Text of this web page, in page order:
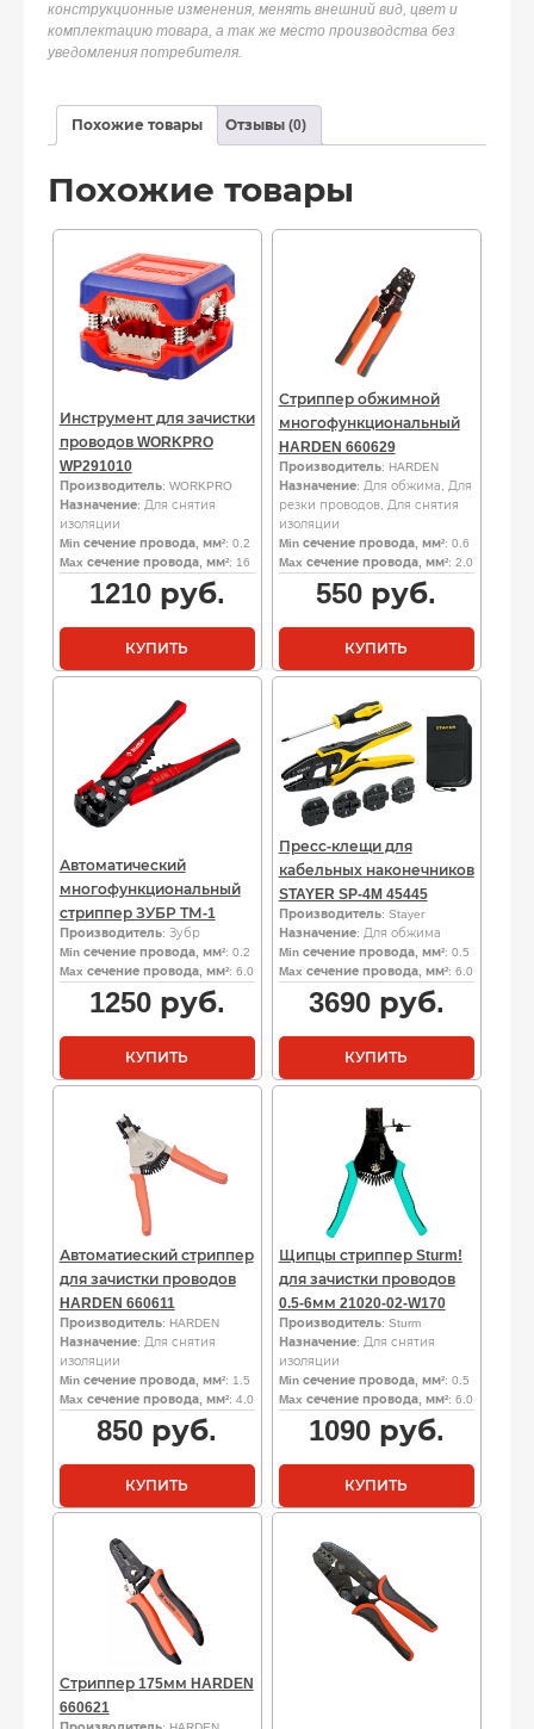
конструкционные изменения, менять внешний вид, цвет и
комплектацию товара, а так же место производства без
уведомления потребителя.
Похожие товары Отзывы (0)
Похожие товары
Инструмент для зачистки
проводов WORKPRO
WP291010
Производитель: WORKPRO
Назначение: Для снятия
изоляции
Min сечение провода, мм²: 0.2
Max сечение провода, мм²: 16
1210руб.
КУПИТЬ
Стриппер обжимной
многофункциональный
HARDEN 660629
Производитель: HARDEN
Назначение: Для обжима, Для
резки проводов, Для снятия
изоляции
Min сечение провода, мм²: 0.6
Max сечение провода, мм²: 2.0
550 руб.
КУПИТЬ
Автоматический
многофункциональный
стриппер ЗУБР ТМ-1
Производитель: Зубр
Min сечение провода, мм²: 0.2
Max сечение провода, мм²: 6.0
1250руб.
КУПИТЬ
Пресс-клещи для
кабельных наконечников
STAYER SP-4M 45445
Производитель: Stayer
Назначение: Для обжима
Min сечение провода, мм²: 0.5
Max сечение провода, мм²: 6.0
3690руб.
КУПИТЬ
Автоматиеский стриппер
для зачистки проводов
HARDEN 660611
Производитель: HARDEN
Назначение: Для снятия
изоляции
Min сечение провода, мм²: 1.5
Max сечение провода, мм²: 4.0
850 руб.
КУПИТЬ
Щипцы стриппер Sturm!
для зачистки проводов
0.5-6мм 21020-02-W170
Производитель: Sturm
Назначение: Для снятия
изоляции
Min сечение провода, мм²: 0.5
Max сечение провода, мм²: 6.0
1090руб.
КУПИТЬ
Стриппер 175мм HARDEN
660621